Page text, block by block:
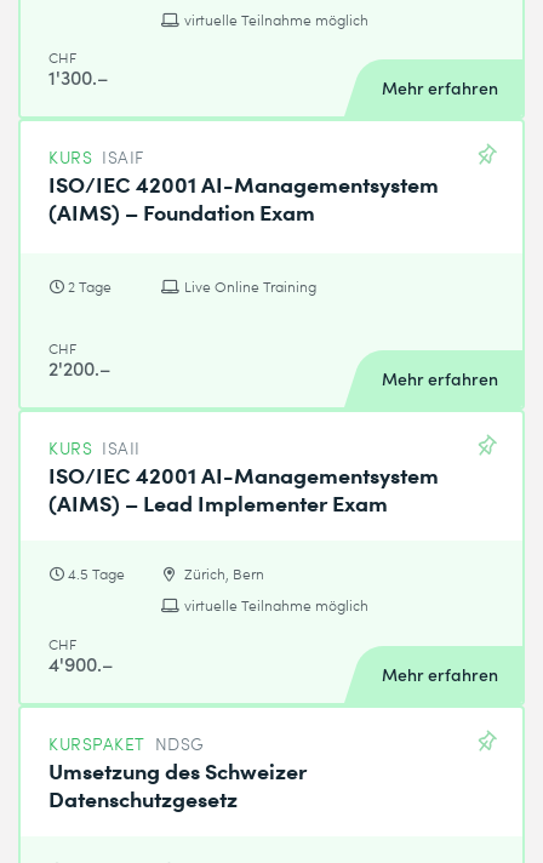
virtuelle Teilnahme möglich
CHF
1'300.– Mehr erfahren
KURS ISAIF
ISO/IEC 42001 AI-Managementsystem
(AIMS) – Foundation Exam
2 Tage Live Online Training
CHF
2'200.– Mehr erfahren
KURS ISAII
ISO/IEC 42001 AI-Managementsystem
(AIMS) – Lead Implementer Exam
4.5 Tage
Zürich, Bern
virtuelle Teilnahme möglich
CHF
4'900.– Mehr erfahren
KURSPAKET NDSG
Umsetzung des Schweizer
Datenschutzgesetz